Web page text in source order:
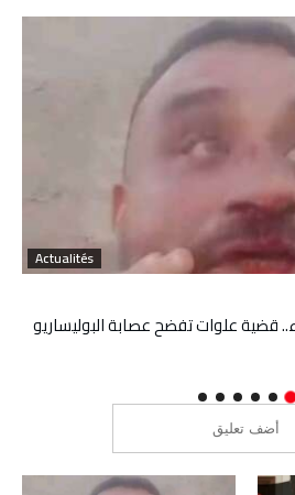
Actualités
قضية علوات تفضح عصابة البوليساريو